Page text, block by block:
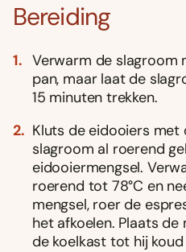
Bereiding
Verwarm de slagroom
pan, maar laat de
15 minuten trekken.
Kluts de eidooiers met
slagroom al roerend
eidooiermengsel.
roerend tot 78°C en
mengsel, roer de
het afkoelen. Plaats
de koelkast tot hij koud